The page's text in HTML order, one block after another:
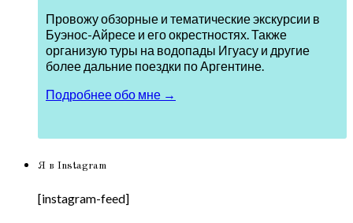
Провожу обзорные и тематические экскурсии в
Буэнос-Айресе и его окрестностях. Также
организую туры на водопады Игуасу и другие
более дальние поездки по Аргентине.
Подробнее обо мне →
Я в Instagram
[instagram-feed]